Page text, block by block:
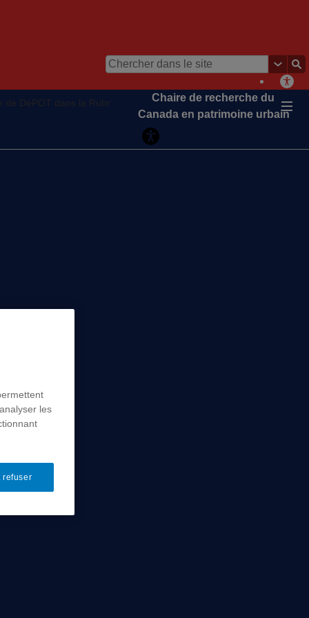
de DéPOT dans la Ruhr
Chaire de recherche du
Canada en patrimoine urbain
les
refuser